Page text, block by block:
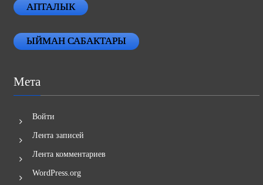
АПТАЛЫК
ЫЙМАН САБАКТАРЫ
Мета
Войти
Лента записей
Лента комментариев
WordPress.org